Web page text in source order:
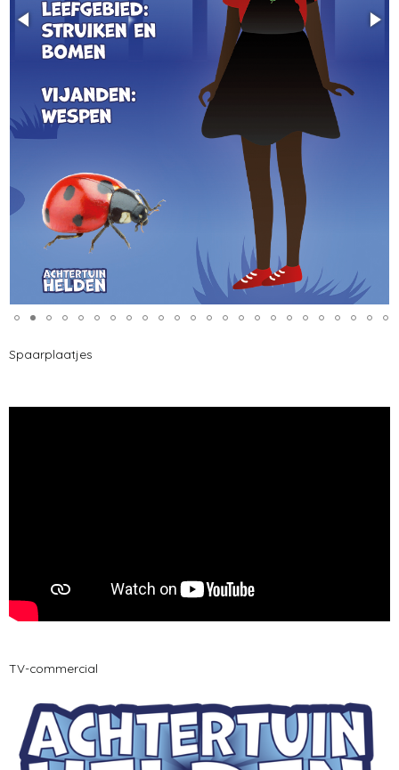
Spaarplaatjes
TV-commercial